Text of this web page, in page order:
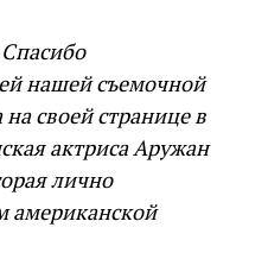
нашей съемочной
своей странице в
актриса Аружан
лично
американской